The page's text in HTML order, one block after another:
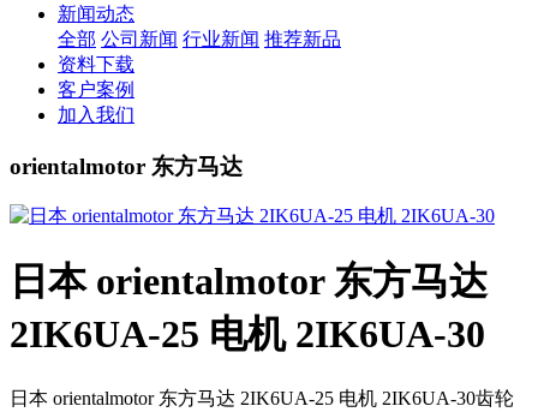
新闻动态
全部 公司新闻 行业新闻 推荐新品
资料下载
客户案例
加入我们
orientalmotor 东方马达
日本 orientalmotor 东方马达
2IK6UA-25 电机 2IK6UA-30
日本 orientalmotor 东方马达 2IK6UA-25 电机 2IK6UA-30齿轮